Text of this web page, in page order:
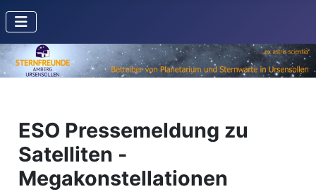
ESO Pressemeldung zu
Satelliten -
Megakonstellationen